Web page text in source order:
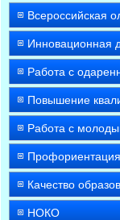
Всероссийская
Инновационная
Работа с
Повышение
Работа с
Профориентация
Качество
НОКО